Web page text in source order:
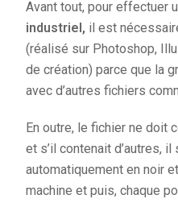
Avant tout, pour effectuer
industriel, il est
(réalisé sur Photoshop,
de création) parce que la
avec d’autres fichiers
En outre, le fichier ne doit
et s’il contenait d’autres,
automatiquement en noir
machine et puis, chaque